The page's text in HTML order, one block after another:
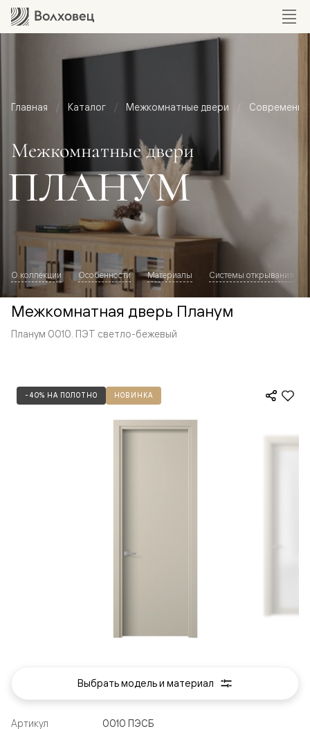
Главная Каталог Межкомнатные двери
Межкомнатные двери
ПЛАНУМ
О коллекции Особенности Материалы Системы открывания
Межкомнатная дверь Планум
Планум 0010. ПЭТ светло-бежевый
-40% НА ПОЛОТНО НОВИНКА
Артикул
0010 ПЭСБ
Выбрать модель и материал